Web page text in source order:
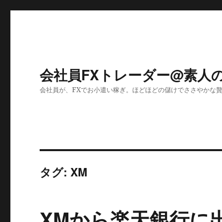
会社員FXトレーダー@素人
会社員が、FXでお小遣い稼ぎ。ほどほどの儲けでささやかな
タグ:XM